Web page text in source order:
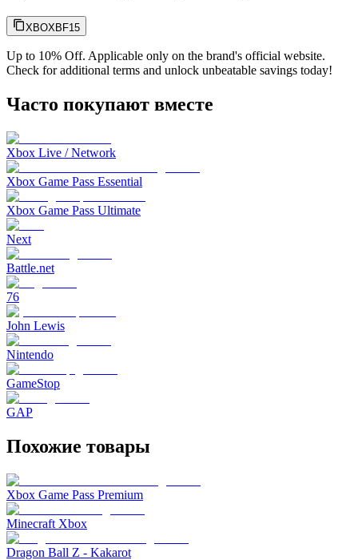
XBOXBF15
Up to 10% Off. Applicable only on the brand's official website.
Check for additional terms and unlock unbeatable savings today!
Часто покупают вместе
Xbox Live / Network
Xbox Game Pass Essential
Xbox Game Pass Ultimate
Next
Battle.net
76
John Lewis
Nintendo
GameStop
GAP
Похожие товары
Xbox Game Pass Premium
Minecraft Xbox
Dragon Ball Z - Kakarot